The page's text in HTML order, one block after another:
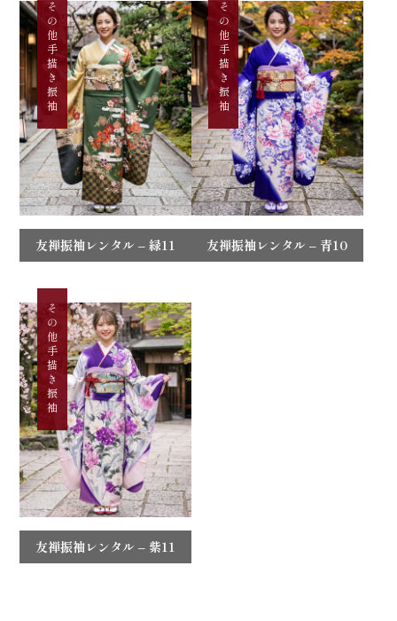
その他手描き振袖
友禅振袖レンタル – 緑11
その他手描き振袖
友禅振袖レンタル – 青10
その他手描き振袖
友禅振袖レンタル – 紫11